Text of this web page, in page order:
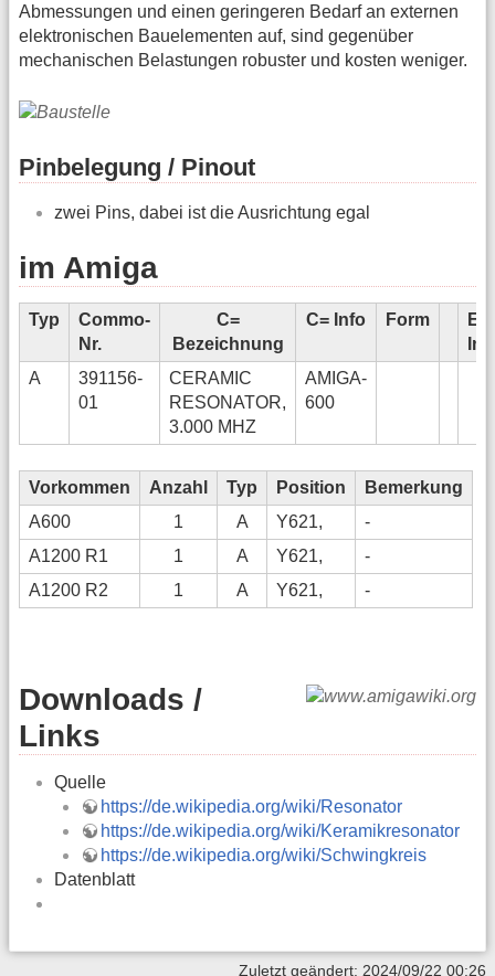
Abmessungen und einen geringeren Bedarf an externen
elektronischen Bauelementen auf, sind gegenüber
mechanischen Belastungen robuster und kosten weniger.
Pinbelegung / Pinout
zwei Pins, dabei ist die Ausrichtung egal
im Amiga
Typ
Commo-
Nr.
C=
Bezeichnung
C= Info Form
A
391156-
01
CERAMIC
RESONATOR,
3.000 MHZ
AMIGA-
600
Vorkommen Anzahl Typ Position
Bemerkung
A600
1 A Y621,
-
A1200 R1
1 A Y621,
-
A1200 R2
1 A Y621, -
Downloads /
Links
Quelle
https://de.wikipedia.org/wiki/Resonator
https://de.wikipedia.org/wiki/Keramikresonator
https://de.wikipedia.org/wiki/Schwingkreis
Datenblatt
Zuletzt geändert: 2024/09/22 00:26